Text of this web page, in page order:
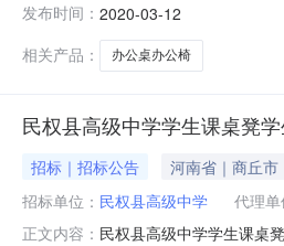
项目预算金额：249.1万
服务（详见招
发布时间： 2020-03-12
相关产品：
办公桌办公椅
民权县高级中学学生课桌凳
招标｜招标公告
河南省｜商丘市
招标单位： 民权县高级中学 代理单
正文内容： 民权县高级中学学生课桌